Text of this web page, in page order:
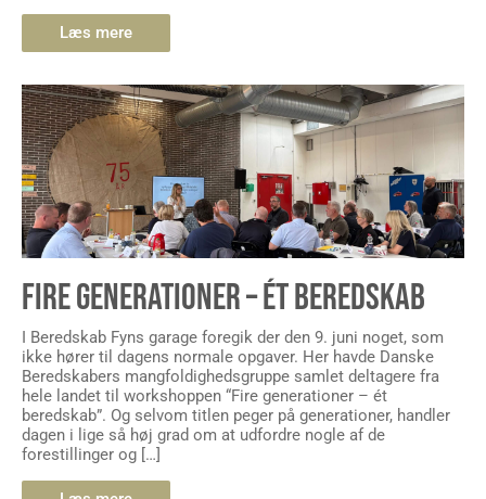
Læs mere
FIRE GENERATIONER – ÉT BEREDSKAB
I Beredskab Fyns garage foregik der den 9. juni noget, som
ikke hører til dagens normale opgaver. Her havde Danske
Beredskabers mangfoldighedsgruppe samlet deltagere fra
hele landet til workshoppen “Fire generationer – ét
beredskab”. Og selvom titlen peger på generationer, handler
dagen i lige så høj grad om at udfordre nogle af de
forestillinger og […]